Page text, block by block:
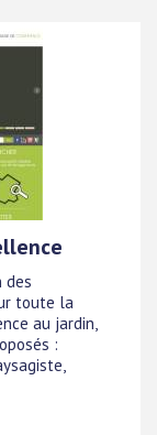
des
toute la
au jardin,
: